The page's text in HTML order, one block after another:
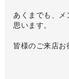
あくまでも、
思います。
皆様のご来店お